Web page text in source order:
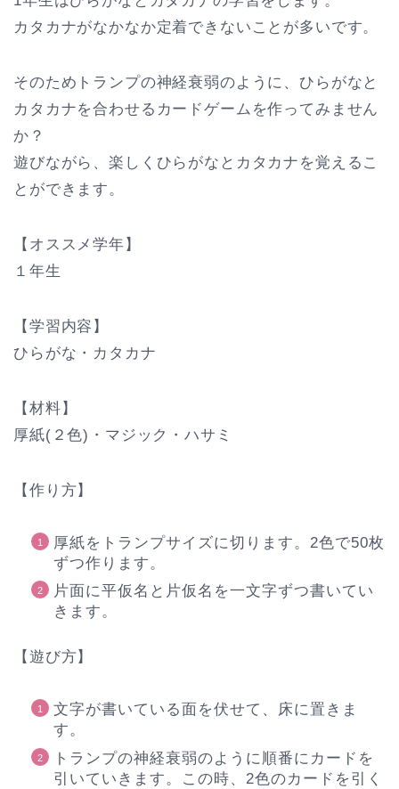
カタカナがなかなか定着できないことが多いです。
そのためトランプの神経衰弱のように、ひらがなと
カタカナを合わせるカードゲームを作ってみません
か？
遊びながら、楽しくひらがなとカタカナを覚えるこ
とができます。
【オススメ学年】
１年生
【学習内容】
ひらがな・カタカナ
【材料】
厚紙(２色)・マジック・ハサミ
【作り方】
厚紙をトランプサイズに切ります。2色で50枚
ずつ作ります。
片面に平仮名と片仮名を一文字ずつ書いてい
きます。
【遊び方】
文字が書いている面を伏せて、床に置きま
す。
トランプの神経衰弱のように順番にカードを
引いていきます。この時、2色のカードを引く